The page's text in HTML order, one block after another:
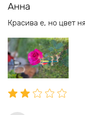
Анна
Красива е, но цвет